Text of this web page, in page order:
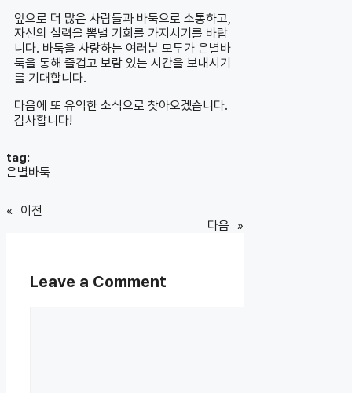
앞으로 더 많은 사람들과 바둑으로 소통하고,
자신의 실력을 뽐낼 기회를 가지시기를 바랍
니다. 바둑을 사랑하는 여러분 모두가 은별바
둑을 통해 즐겁고 보람 있는 시간을 보내시기
를 기대합니다.
다음에 또 유익한 소식으로 찾아오겠습니다.
감사합니다!
tag:
은별바둑
« 이전
다음 »
Leave a Comment